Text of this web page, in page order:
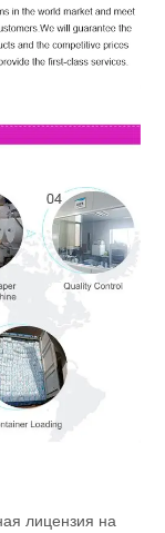
лицензия на